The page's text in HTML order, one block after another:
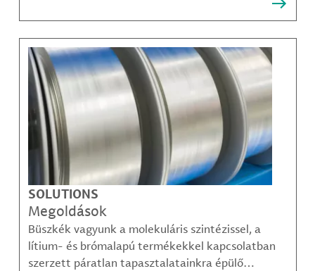
kommunikáció és a növekedés fenntarthatóbb
módjainak megteremtésében.
SOLUTIONS
Megoldások
Büszkék vagyunk a molekuláris szintézissel, a
lítium- és brómalapú termékekkel kapcsolatban
szerzett páratlan tapasztalatainkra épülő